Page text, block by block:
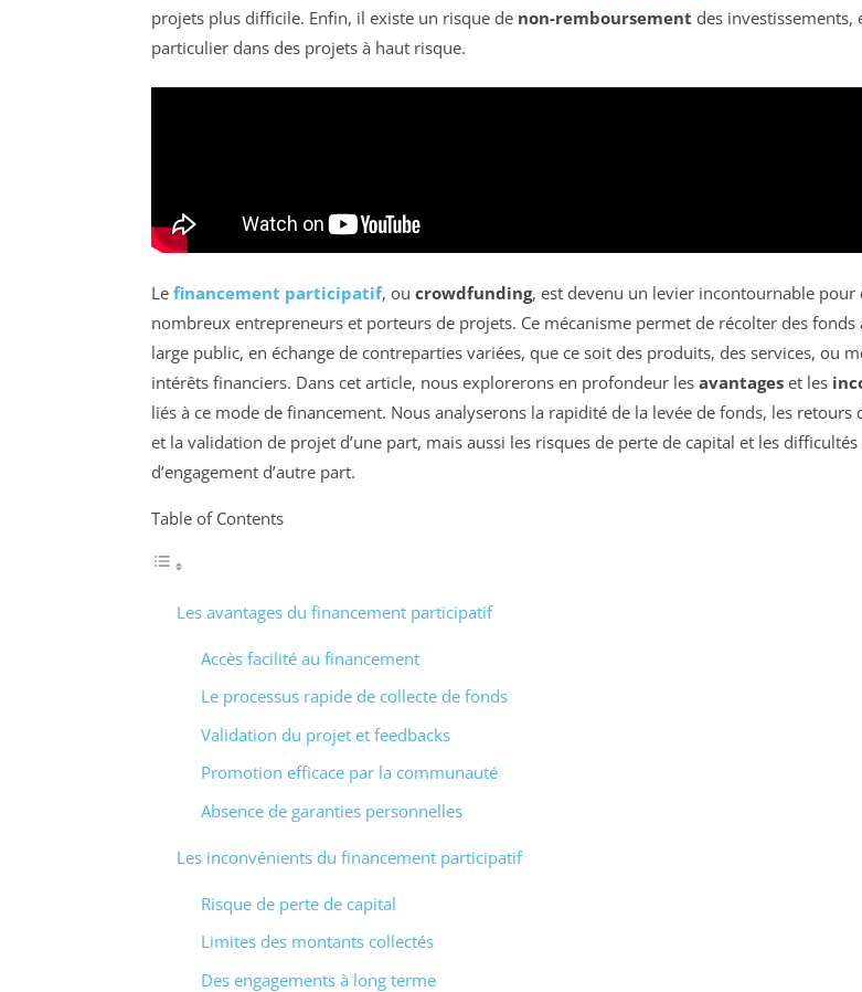
projets plus difficile. Enfin, il existe un risque de non-remboursement des investissements,
particulier dans des projets à haut risque.
Le financement participatif, ou crowdfunding, est devenu un levier incontournable pour
nombreux entrepreneurs et porteurs de projets. Ce mécanisme permet de récolter des fonds
large public, en échange de contreparties variées, que ce soit des produits, des services, ou
intérêts financiers. Dans cet article, nous explorerons en profondeur les avantages et les
liés à ce mode de financement. Nous analyserons la rapidité de la levée de fonds, les retours
et la validation de projet d’une part, mais aussi les risques de perte de capital et les difficultés
d’engagement d’autre part.
Table of Contents
Les avantages du financement participatif
Accès facilité au financement
Le processus rapide de collecte de fonds
Validation du projet et feedbacks
Promotion efficace par la communauté
Absence de garanties personnelles
Les inconvénients du financement participatif
Risque de perte de capital
Limites des montants collectés
Des engagements à long terme